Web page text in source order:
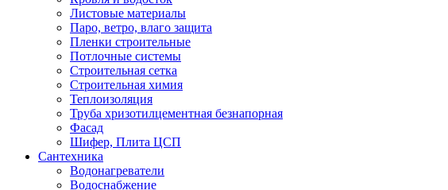
Листовые материалы
Паро, ветро, влаго защита
Пленки строительные
Потлочные системы
Строительная сетка
Строительная химия
Теплоизоляция
Труба хризотилцементная безнапорная
Фасад
Шифер, Плита ЦСП
Сантехника
Водонагреватели
Водоснабжение